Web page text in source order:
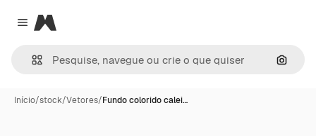
Close menu
Magnific
Início/stock/Vetores/Fundo colorido calei…